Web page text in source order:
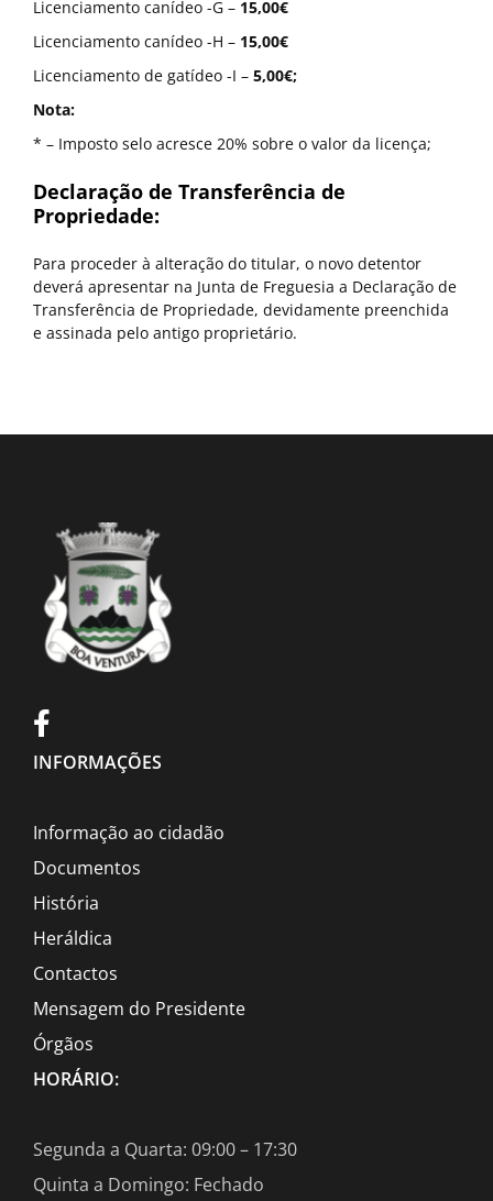
Licenciamento canídeo -G – 15,00€
Licenciamento canídeo -H – 15,00€
Licenciamento de gatídeo -I – 5,00€;
Nota:
* – Imposto selo acresce 20% sobre o valor da licença;
Declaração de Transferência de
Propriedade:
Para proceder à alteração do titular, o novo detentor
deverá apresentar na Junta de Freguesia a Declaração de
Transferência de Propriedade, devidamente preenchida
e assinada pelo antigo proprietário.
INFORMAÇÕES
Informação ao cidadão
Documentos
História
Heráldica
Contactos
Mensagem do Presidente
Órgãos
HORÁRIO:
Segunda a Quarta: 09:00 – 17:30
Quinta a Domingo: Fechado